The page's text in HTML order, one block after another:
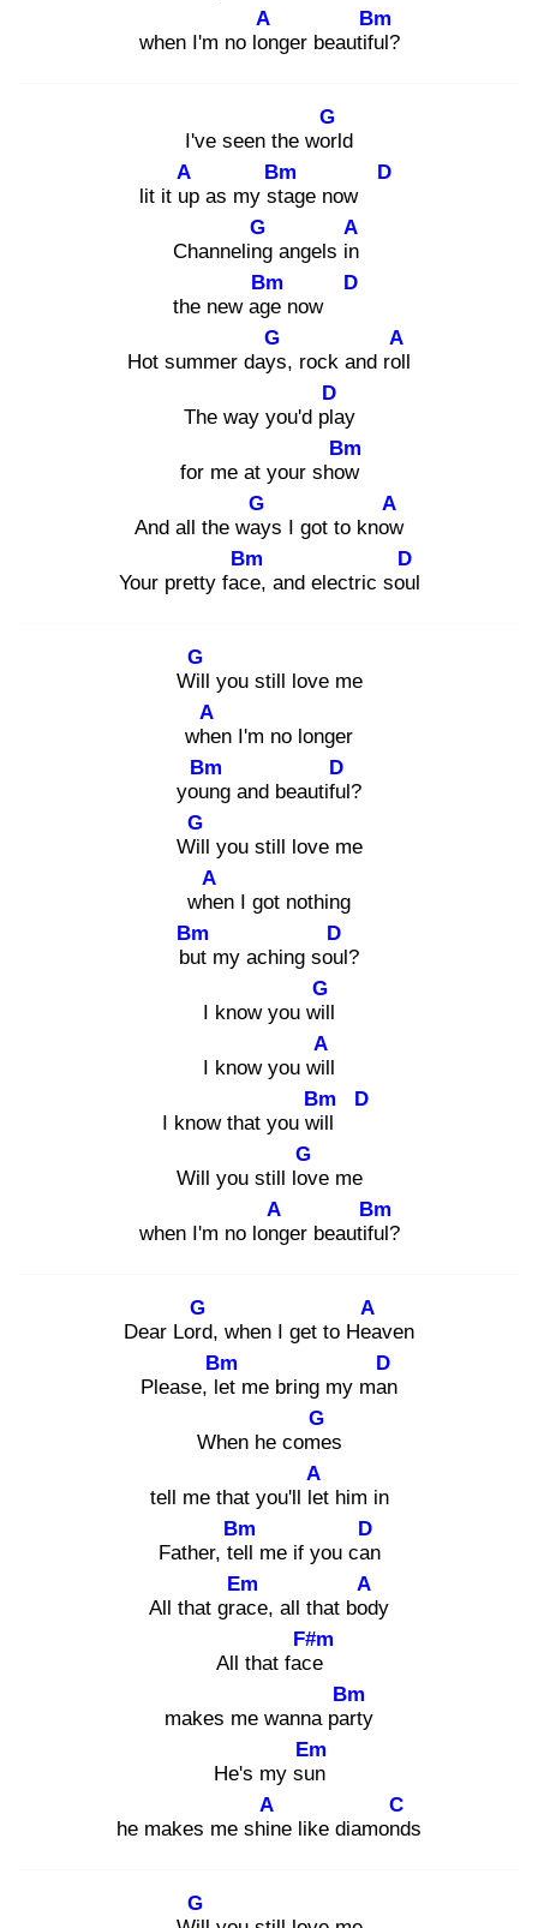
when I'm no lon
A
ger beautiful
Bm
?
I've seen the worl
G
d
lit it up
A
as my sta
Bm
ge now
D
Channeling
G
angels in
A
the new age
Bm
now
D
Hot summer days
G
, rock and roll
A
The way you'd pla
D
y
for me at your show
Bm
And all the way
G
s I got to know
A
Your pretty face
Bm
, and electric soul
D
Will
G
you still love me
whe
A
n I'm no longer
youn
Bm
g and beautiful
D
?
Will
G
you still love me
whe
A
n I got nothing
but
Bm
my aching soul
D
?
I know you will
G
I know you will
A
I know that you will
Bm D
Will you still lov
G
e me
when I'm no long
A
er beautiful
Bm
?
Dear Lord
G
, when I get to Hea
A
ven
Please, let
Bm
me bring my man
D
When he come
G
s
tell me that you'll let
A
him in
Father, tell
Bm
me if you can
D
All that grac
Em
e, all that bod
A
y
All that face
F#m
makes me wanna part
Bm
y
He's my sun
Em
he makes me shin
A
e like diamond
C
s
G